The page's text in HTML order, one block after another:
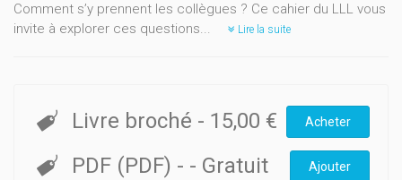
Comment s’y prennent les collègues ? Ce cahier du LLL vous
invite à explorer ces questions...
Lire la suite
Livre broché - 15,00 € Acheter
PDF (PDF) - - Gratuit Ajouter